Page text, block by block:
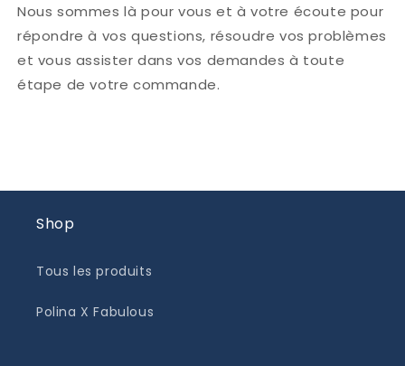
Nous sommes là pour vous et à votre écoute pour
répondre à vos questions, résoudre vos problèmes
et vous assister dans vos demandes à toute
étape de votre commande.
Shop
Tous les produits
Polina X Fabulous